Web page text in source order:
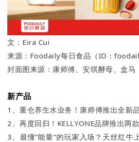
文：Eira Cui
来源：Foodaily每日食品（ID：
封面图来源：康师傅、安琪酵母、盒马
新产品
1、重仓养生水业务！康师傅推出全新
2、再度回归！KELLYONE品牌推出两
3、最懂“能量”的玩家入场？天丝红牛